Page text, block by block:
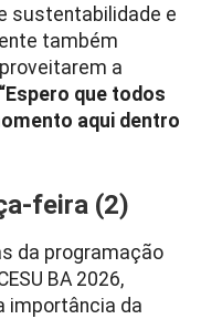
sustentabilidade e
também
a
“Espero que todos
aqui dentro
feira (2)
da programação
BA 2026,
importância da